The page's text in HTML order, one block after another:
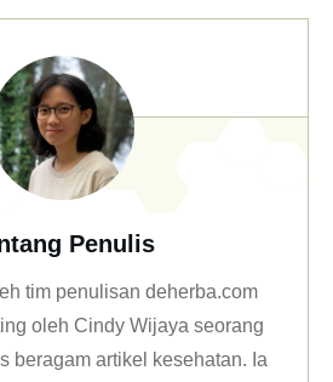
Penulis
tim penulisan deherba.com
oleh Cindy Wijaya seorang
beragam artikel kesehatan. Ia